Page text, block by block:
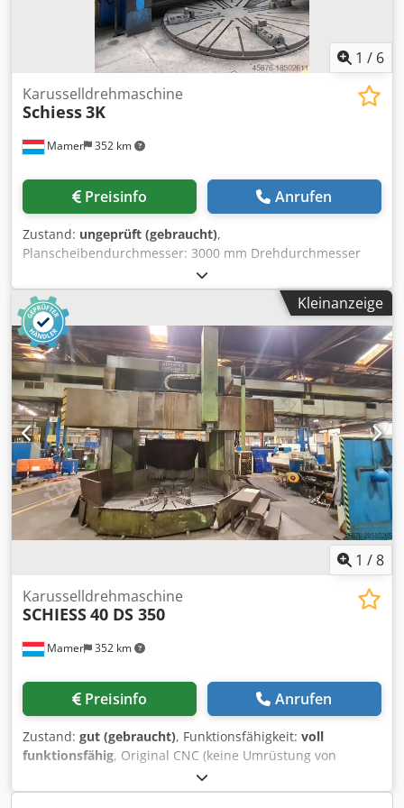
1 / 6
Mamer 352 km
Karusselldrehmaschine
Schiess3K
Preisinfo Anrufen
Zustand: ungeprüft (gebraucht),
Planscheibendurchmesser: 3000 mm Drehdurchmesser
ohne Seitensupport: 3500 mm Drehdurchmesser mit
Seitensupport: 3300 mm Drehhöhe unter Werkzeug: 2560
mm Max. Werkstückhöhe: 2750 mm Stößelhub Vertikal:
1500 mm Stößelhub Horizontal: 1800 mm Verfahrweg
Seitensupport: 2320 mm Verfahrweg Traverse: 2100 mm
Dcedpfxsvyy Txo Ap Isk Max. Werkstückgewicht: 20 Tonnen
Gesamtgewicht: ca. 75 Tonnen Rechte Support CNC
gesteuert
Kleinanzeige
1 /8
Mamer 352 km
Karusselldrehmaschine
SCHIESS40 DS 350
Preisinfo Anrufen
Zustand: gut (gebraucht), Funktionsfähigkeit: voll
funktionsfähig, Original CNC (keine Umrüstung von
konventionell auf CNC) Dedjxyh Hvjpfx Ap Isck Steuerung:
Siemens 8-M Planscheibendurchmesser: 3500 mm Max.